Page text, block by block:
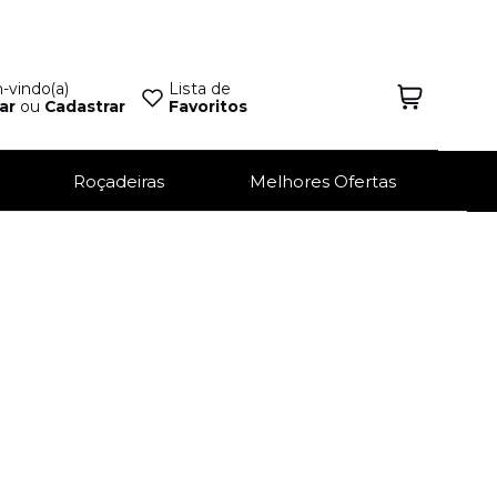
vindo(a)
ou Cadastrar
Lista de
Favoritos
Roçadeiras Melhores Ofertas